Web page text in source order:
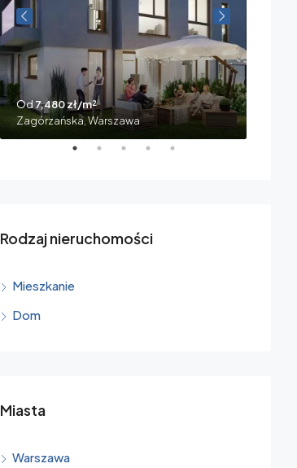
Od 7,480 zł/m²
Zagórzańska, Warszawa
Rodzaj nieruchomości
Mieszkanie
Dom
Miasta
Warszawa